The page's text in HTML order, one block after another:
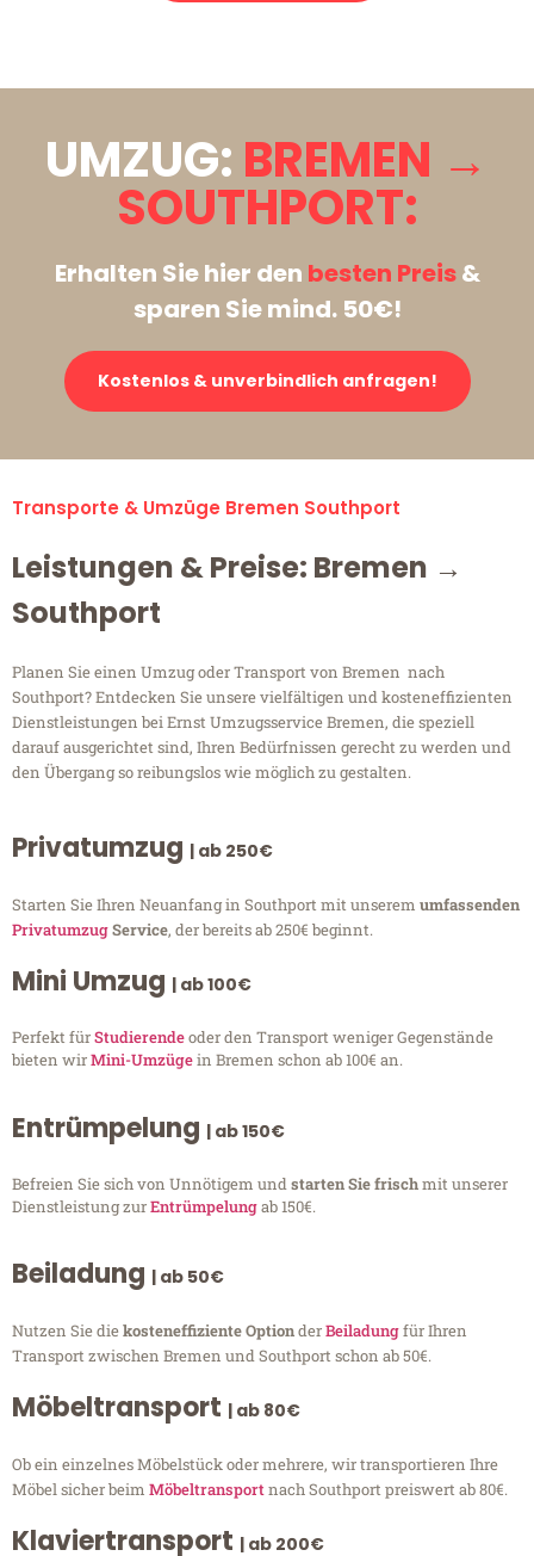
UMZUG: BREMEN →
SOUTHPORT:
Erhalten Sie hier den besten Preis&
sparen Sie mind. 50€!
Kostenlos & unverbindlich anfragen!
Transporte & Umzüge Bremen Southport
Leistungen & Preise: Bremen →
Southport
Planen Sie einen Umzug oder Transport von Bremen nach
Southport? Entdecken Sie unsere vielfältigen und kosteneffizienten
Dienstleistungen bei Ernst Umzugsservice Bremen, die speziell
darauf ausgerichtet sind, Ihren Bedürfnissen gerecht zu werden und
den Übergang so reibungslos wie möglich zu gestalten.
Privatumzug | ab 250€
Starten Sie Ihren Neuanfang in Southport mit unserem umfassenden
PrivatumzugService, der bereits ab 250€ beginnt.
Mini Umzug | ab 100€
Perfekt fürStudierendeoder den Transport weniger Gegenstände
bieten wirMini-Umzügein Bremen schon ab 100€ an.
Entrümpelung | ab 150€
Befreien Sie sich von Unnötigem undstarten Sie frischmit unserer
Dienstleistung zurEntrümpelungab 150€.
Beiladung | ab 50€
Nutzen Sie diekosteneffiziente OptionderBeiladungfür Ihren
Transport zwischen Bremen und Southport schon ab 50€.
Möbeltransport | ab 80€
Ob ein einzelnes Möbelstück oder mehrere, wir transportieren Ihre
Möbel sicher beim Möbeltransportnach Southport preiswert ab 80€.
Klaviertransport | ab 200€